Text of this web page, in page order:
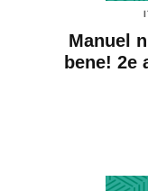
Manuel
bene! 2e